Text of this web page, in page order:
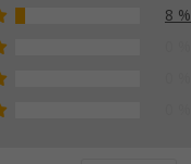
8 %